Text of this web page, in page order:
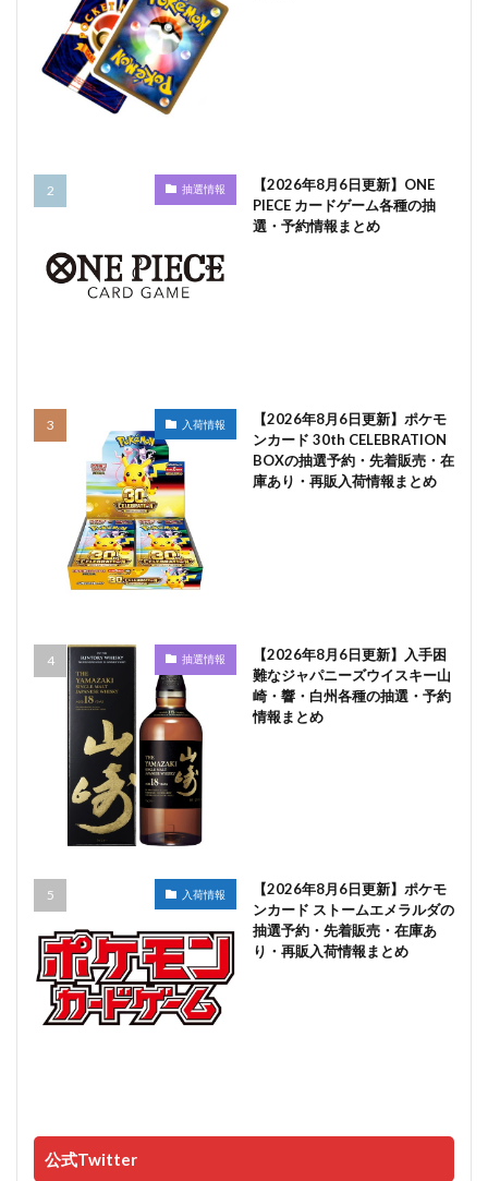
抽選情報
【2026年8月6日更新】ONE
PIECE カードゲーム各種の抽
選・予約情報まとめ
入荷情報
【2026年8月6日更新】ポケモ
ンカード 30th CELEBRATION
BOXの抽選予約・先着販売・在
庫あり・再販入荷情報まとめ
抽選情報
【2026年8月6日更新】入手困
難なジャパニーズウイスキー山
崎・響・白州各種の抽選・予約
情報まとめ
入荷情報
【2026年8月6日更新】ポケモ
ンカード ストームエメラルダの
抽選予約・先着販売・在庫あ
り・再販入荷情報まとめ
公式Twitter